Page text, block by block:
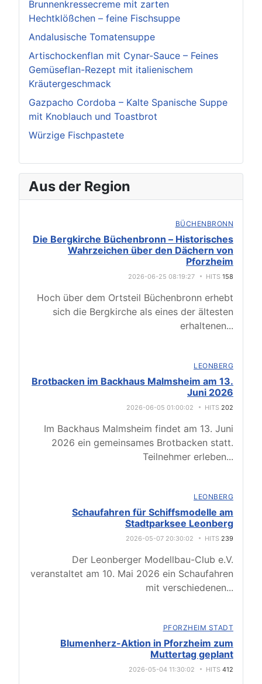
Brunnenkressecreme mit zarten
Hechtklößchen – feine Fischsuppe
Andalusische Tomatensuppe
Artischockenflan mit Cynar-Sauce – Feines
Gemüseflan-Rezept mit italienischem
Kräutergeschmack
Gazpacho Cordoba – Kalte Spanische Suppe
mit Knoblauch und Toastbrot
Würzige Fischpastete
Aus der Region
BÜCHENBRONN
Die Bergkirche Büchenbronn – Historisches
Wahrzeichen über den Dächern von
Pforzheim
2026-06-25 08:19:27 HITS 158
Hoch über dem Ortsteil Büchenbronn erhebt
sich die Bergkirche als eines der ältesten
erhaltenen...
LEONBERG
Brotbacken im Backhaus Malmsheim am 13.
Juni 2026
2026-06-05 01:00:02 HITS 202
Im Backhaus Malmsheim findet am 13. Juni
2026 ein gemeinsames Brotbacken statt.
Teilnehmer erleben...
LEONBERG
Schaufahren für Schiffsmodelle am
Stadtparksee Leonberg
2026-05-07 20:30:02 HITS 239
Der Leonberger Modellbau-Club e.V.
veranstaltet am 10. Mai 2026 ein Schaufahren
mit verschiedenen...
PFORZHEIM STADT
Blumenherz-Aktion in Pforzheim zum
Muttertag geplant
2026-05-04 11:30:02 HITS 412